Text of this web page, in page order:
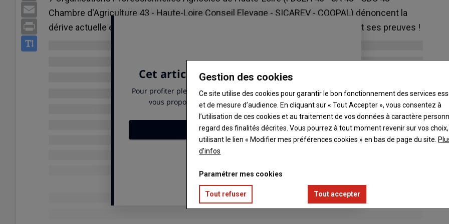
Email
Print
Chambre d'Agriculture 43 - Haute-Loire Conseil Elevage - SICAREV - COOPAL) dénoncent la
dérive actuelle extrêmement grave qui consiste à refuser un protocole qui a fait ses preuves !
Gestion des cookies
Ce site utilise des cookies pour garantir le bon fonctionnement des services
et de mesure d’audience. En cliquant sur « Tout Accepter », vous consentez à
l’utilisation de ces cookies et au traitement de vos données à caractère
regard des finalités décrites. Vous pourrez à tout moment revenir sur vos
utilisant le lien « Modifier mes préférences cookies » en bas de page du site.
d'infos
Paramétrer mes cookies
Tout refuser Tout accepter